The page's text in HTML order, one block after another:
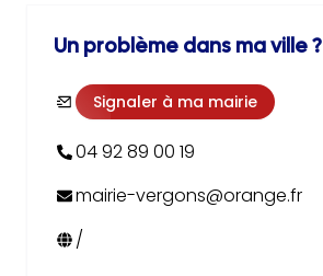
Un problème dans ma ville ?
Signaler à ma mairie
04 92 89 00 19
mairie-vergons@orange.fr
/